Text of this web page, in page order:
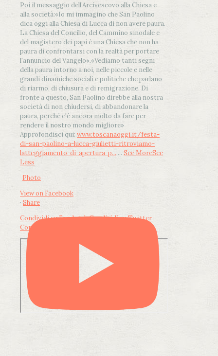
Poi il messaggio dell’Arcivescovo alla Chiesa e
alla società:«Io mi immagino che San Paolino
dica oggi alla Chiesa di Lucca di non avere paura.
La Chiesa del Concilio, del Cammino sinodale e
del magistero dei papi è una Chiesa che non ha
paura di confrontarsi con la realtà per portare
l'annuncio del Vangelo».«Vediamo tanti segni
della paura intorno a noi, nelle piccole e nelle
grandi dinamiche sociali e politiche che parlano
di riarmo, di chiusura e di remigrazione. Di
fronte a questo, San Paolino direbbe alla nostra
società di non chiudersi, di abbandonare la
paura, perché c'è ancora molto da fare per
rendere il nostro mondo migliore»
Approfondisci qui: www.toscanaoggi.it/festa-
di-san-paolino-a-lucca-giulietti-ritroviamo-
latteggiamento-di-apertura-p... ... See MoreSee
Less
Photo
View on Facebook
· Share
Condividi su FacebookCondividi su Twitter
Condividi su LinkedIn